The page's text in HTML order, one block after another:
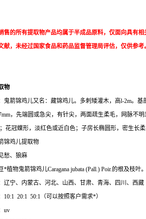
售的所有提取物产品均属于半成品原料，仅面向具有
献，未经过国家食品和药品监督管理局评估，仅供参考
物
鬼箭锦鸡儿又名：藏锦鸡儿。多刺矮灌木，高l-2m。
，先端圆或急尖，有针尖，两面疏生柔毛，网脉不
花冠蝶形，淡红色或近白色；子房长椭圆形，密生长
锦鸡儿提取物
愁、狼麻
*植物鬼箭锦鸡儿Caragana jubata (Pall.) Poir.的根及枝叶
辽宁、内蒙古、河北、山西、甘肃、青海、四川、西藏
10:1 20:1 50:1（可以按照客户需求*）
uv